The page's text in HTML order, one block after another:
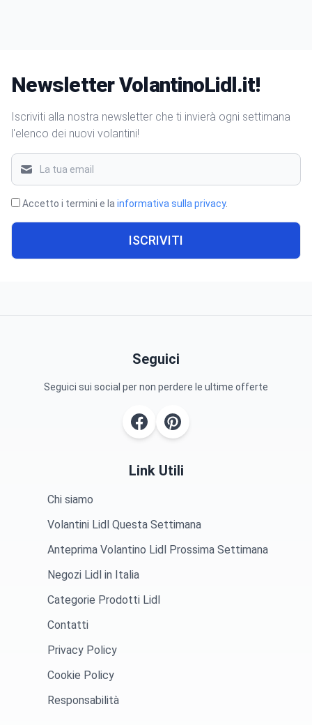
Newsletter VolantinoLidl.it!
Iscriviti alla nostra newsletter che ti invierà ogni settimana
l'elenco dei nuovi volantini!
Accetto i termini e lainformativa sulla privacy.
ISCRIVITI
Seguici
Seguici sui social per non perdere le ultime offerte
Link Utili
Chi siamo
Volantini Lidl Questa Settimana
Anteprima Volantino Lidl Prossima Settimana
Negozi Lidl in Italia
Categorie Prodotti Lidl
Contatti
Privacy Policy
Cookie Policy
Responsabilità